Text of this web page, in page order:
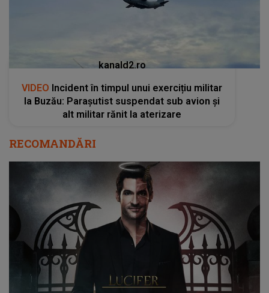
kanald2.ro
VIDEO Incident în timpul unui exercițiu militar
la Buzău: Parașutist suspendat sub avion și
alt militar rănit la aterizare
RECOMANDĂRI